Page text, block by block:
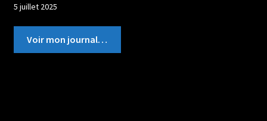
5 juillet 2025
Voir mon journal…